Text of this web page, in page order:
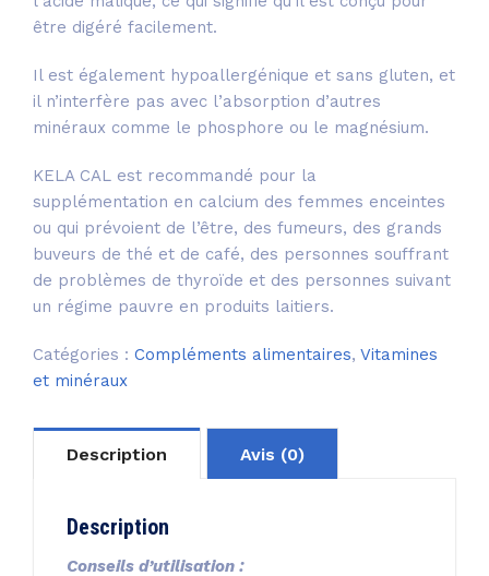
être digéré facilement.
Il est également hypoallergénique et sans gluten, et
il n’interfère pas avec l’absorption d’autres
minéraux comme le phosphore ou le magnésium.
KELA CAL est recommandé pour la
supplémentation en calcium des femmes enceintes
ou qui prévoient de l’être, des fumeurs, des grands
buveurs de thé et de café, des personnes souffrant
de problèmes de thyroïde et des personnes suivant
un régime pauvre en produits laitiers.
Catégories : Compléments alimentaires, Vitamines
et minéraux
Description Avis (0)
Description
Conseils d’utilisation :